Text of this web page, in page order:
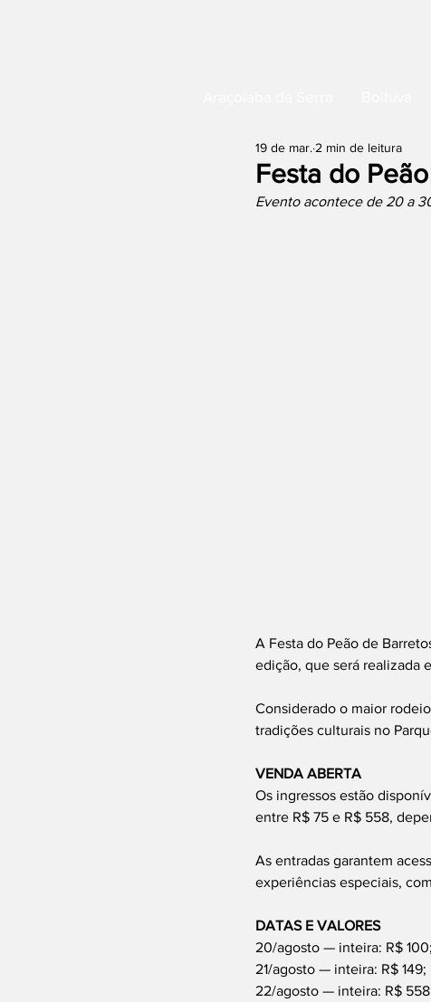
Festa do
19 de mar. 2 min de leitura
Evento acontece de 20 a
A Festa do Peão de
edição, que será realizada
Considerado o maior
tradições culturais no
VENDA ABERTA
Os ingressos estão
entre R$ 75 e R$ 558,
As entradas garantem
experiências especiais,
DATAS E VALORES
20/agosto — inteira: R$
21/agosto — inteira: R$
22/agosto — inteira: R$